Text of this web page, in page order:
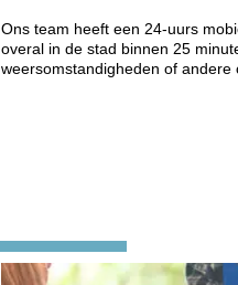
Ons team heeft een 24-uurs
overal in de stad binnen 25
weersomstandigheden of andere